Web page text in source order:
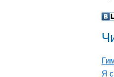
Я